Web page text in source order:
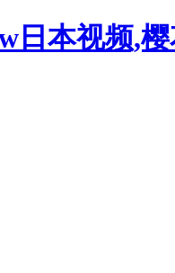
日本视频,